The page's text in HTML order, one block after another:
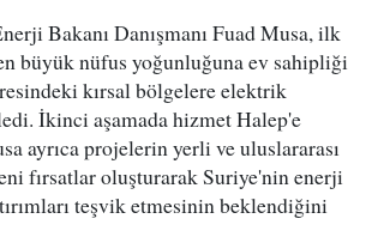
Bakanı Danışmanı Fuad Musa, ilk
büyük nüfus yoğunluğuna ev sahipliği
kırsal bölgelere elektrik
İkinci aşamada hizmet Halep'e
ayrıca projelerin yerli ve uluslararası
fırsatlar oluşturarak Suriye'nin enerji
teşvik etmesinin beklendiğini